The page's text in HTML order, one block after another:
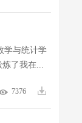
学与统计学
炼了我在...
7376